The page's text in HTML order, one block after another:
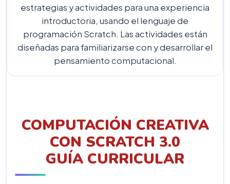
estrategias y actividades para una experiencia
introductoria, usando el lenguaje de
programación Scratch. Las actividades están
diseñadas para familiarizarse con y desarrollar el
pensamiento computacional.
COMPUTACIÓN CREATIVA
CON SCRATCH 3.0
GUÍA CURRICULAR